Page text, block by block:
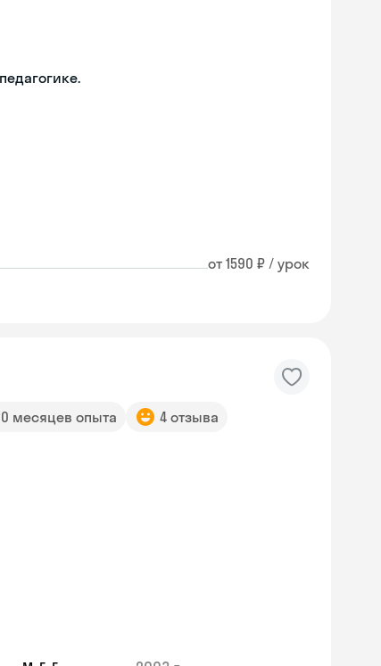
от 1590 ₽ / урок
месяцев опыта 4 отзыва